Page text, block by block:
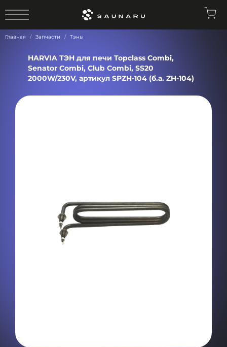
Главная Запчасти Тэны
HARVIA ТЭН для печи Topclass Combi,
Senator Combi, Club Combi, SS20
2000W/230V, артикул SPZH-104 (б.а. ZH-104)